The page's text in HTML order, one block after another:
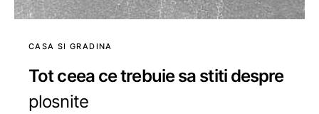
CASA SI GRADINA
Tot ceea ce trebuie sa stiti despre
plosnite